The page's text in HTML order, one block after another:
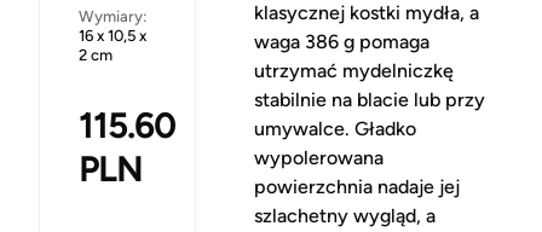
Wymiary:
16 x 10,5 x
2 cm
115.60
PLN
klasycznej kostki mydła, a
waga 386 g pomaga
utrzymać mydelniczkę
stabilnie na blacie lub przy
umywalce. Gładko
wypolerowana
powierzchnia nadaje jej
szlachetny wygląd, a